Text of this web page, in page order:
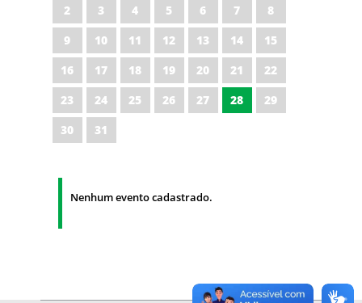
2
3 4 5 6 7
8
9
10 11 12 13 14
15
16
17 18 19 20 21
22
23
24 25 26 27 28
29
30
31
Nenhum evento cadastrado.